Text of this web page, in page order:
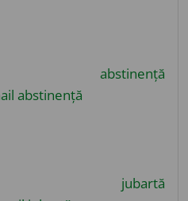
abstinență
jubartă